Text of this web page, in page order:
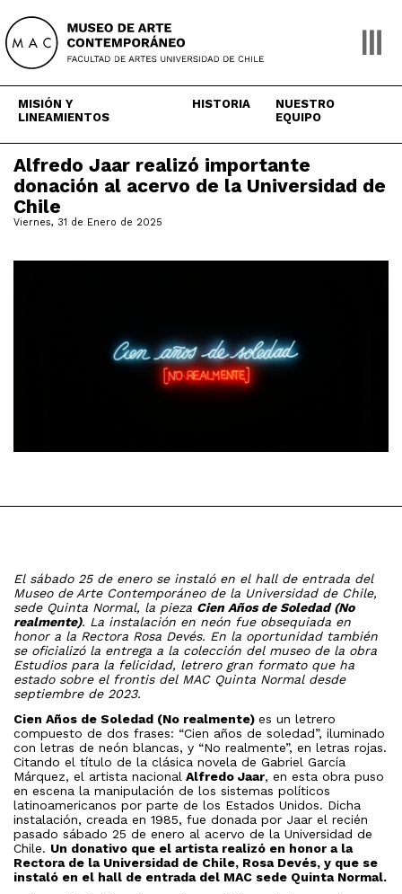
content
MISIÓN Y
LINEAMIENTOS
HISTORIA
NUESTRO
EQUIPO
Alfredo Jaar realizó importante
donación al acervo de la Universidad de
Chile
Viernes, 31 de Enero de 2025
El sábado 25 de enero se instaló en el hall de entrada del
Museo de Arte Contemporáneo de la Universidad de Chile,
sede Quinta Normal, la pieza Cien Años de Soledad (No
realmente). La instalación en neón fue obsequiada en
honor a la Rectora Rosa Devés. En la oportunidad también
se oficializó la entrega a la colección del museo de la obra
Estudios para la felicidad, letrero gran formato que ha
estado sobre el frontis del MAC Quinta Normal desde
septiembre de 2023.
Cien Años de Soledad (No realmente) es un letrero
compuesto de dos frases: “Cien años de soledad”, iluminado
con letras de neón blancas, y “No realmente”, en letras rojas.
Citando el título de la clásica novela de Gabriel García
Márquez, el artista nacional Alfredo Jaar, en esta obra puso
en escena la manipulación de los sistemas políticos
latinoamericanos por parte de los Estados Unidos. Dicha
instalación, creada en 1985, fue donada por Jaar el recién
pasado sábado 25 de enero al acervo de la Universidad de
Chile. Un donativo que el artista realizó en honor a la
Rectora de la Universidad de Chile, Rosa Devés, y que se
instaló en el hall de entrada del MAC sede Quinta Normal.